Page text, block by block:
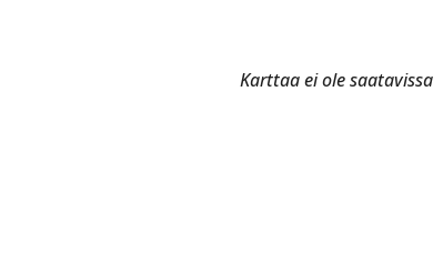
Karttaa ei ole saatavissa